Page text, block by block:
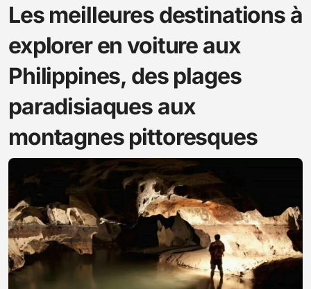
Les meilleures destinations à
explorer en voiture aux
Philippines, des plages
paradisiaques aux
montagnes pittoresques